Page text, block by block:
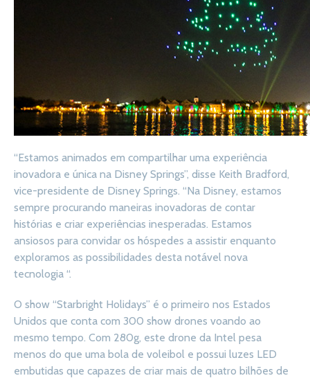
“Estamos animados em compartilhar uma experiência
inovadora e única na Disney Springs”, disse Keith Bradford,
vice-presidente de Disney Springs. “Na Disney, estamos
sempre procurando maneiras inovadoras de contar
histórias e criar experiências inesperadas. Estamos
ansiosos para convidar os hóspedes a assistir enquanto
exploramos as possibilidades desta notável nova
tecnologia “.
O show “Starbright Holidays” é o primeiro nos Estados
Unidos que conta com 300 show drones voando ao
mesmo tempo. Com 280g, este drone da Intel pesa
menos do que uma bola de voleibol e possui luzes LED
embutidas que capazes de criar mais de quatro bilhões de